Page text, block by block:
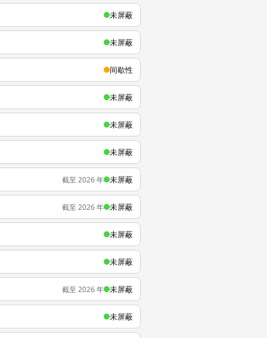
未屏蔽
未屏蔽
间歇性
未屏蔽
未屏蔽
未屏蔽
截至 2026 年 未屏蔽
截至 2026 年 未屏蔽
未屏蔽
未屏蔽
截至 2026 年 未屏蔽
未屏蔽